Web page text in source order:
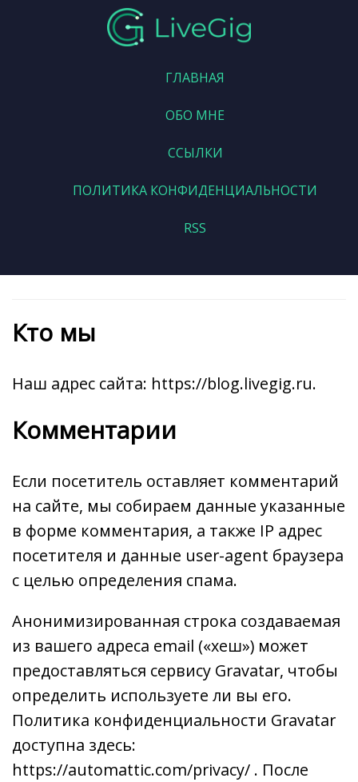
ГЛАВНАЯ
ОБО МНЕ
ССЫЛКИ
ПОЛИТИКА КОНФИДЕНЦИАЛЬНОСТИ
RSS
Кто мы
Наш адрес сайта: https://blog.livegig.ru.
Комментарии
Если посетитель оставляет комментарий
на сайте, мы собираем данные указанные
в форме комментария, а также IP адрес
посетителя и данные user-agent браузера
с целью определения спама.
Анонимизированная строка создаваемая
из вашего адреса email («хеш») может
предоставляться сервису Gravatar, чтобы
определить используете ли вы его.
Политика конфиденциальности Gravatar
доступна здесь:
https://automattic.com/privacy/ . После